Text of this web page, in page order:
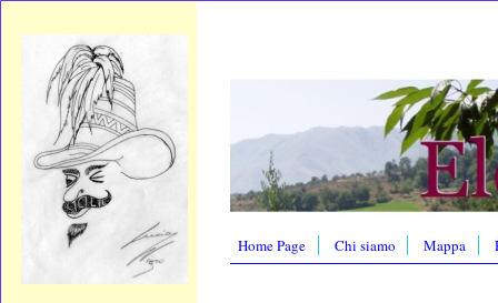
Home Page Chi siamo Mappa